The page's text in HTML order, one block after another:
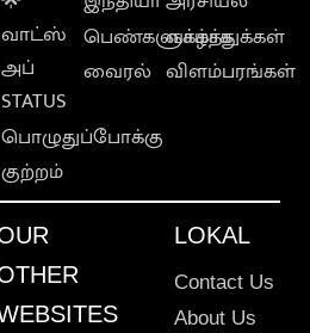
வாட்ஸ்
அப்
STATUS
பொழுதுப்போக்கு
குற்றம்
பெண்களுக்காக
வைரல்
வாழ்த்துக்கள்
விளம்பரங்கள்
LOKAL
Contact Us
About Us